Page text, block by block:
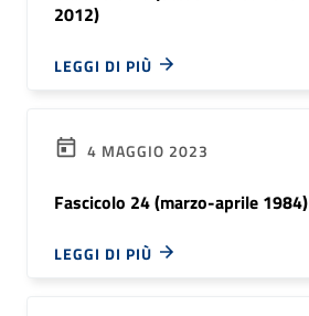
2012)
LEGGI DI PIÙ
4 MAGGIO 2023
Fascicolo 24 (marzo-aprile 1984)
LEGGI DI PIÙ